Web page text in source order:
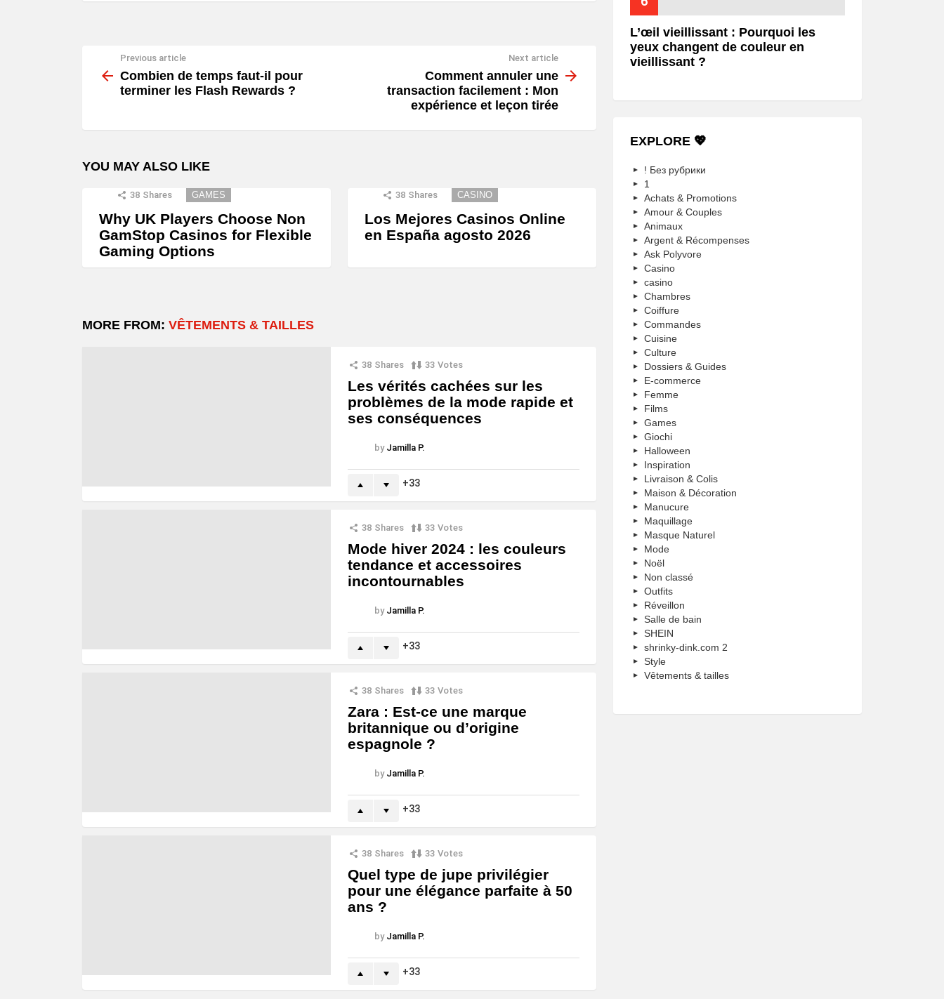
more
Previous article
Combien de temps faut-il pour
terminer les Flash Rewards ?
Next article
Comment annuler une
transaction facilement : Mon
expérience et leçon tirée
YOU MAY ALSO LIKE
38 Shares GAMES
Why UK Players Choose Non
GamStop Casinos for Flexible
Gaming Options
38 Shares CASINO
Los Mejores Casinos Online
en España agosto 2026
MORE FROM: VÊTEMENTS & TAILLES
38 Shares 33 Votes
Les vérités cachées sur les
problèmes de la mode rapide et
ses conséquences
by Jamilla P.
33
38 Shares 33 Votes
Mode hiver 2024 : les couleurs
tendance et accessoires
incontournables
by Jamilla P.
33
38 Shares 33 Votes
Zara : Est-ce une marque
britannique ou d’origine
espagnole ?
by Jamilla P.
33
38 Shares 33 Votes
Quel type de jupe privilégier
pour une élégance parfaite à 50
ans ?
by Jamilla P.
33
L’œil vieillissant : Pourquoi les
yeux changent de couleur en
vieillissant ?
EXPLORE 💖
! Без рубрики
1
Achats & Promotions
Amour & Couples
Animaux
Argent & Récompenses
Ask Polyvore
Casino
casino
Chambres
Coiffure
Commandes
Cuisine
Culture
Dossiers & Guides
E-commerce
Femme
Films
Games
Giochi
Halloween
Inspiration
Livraison & Colis
Maison & Décoration
Manucure
Maquillage
Masque Naturel
Mode
Noël
Non classé
Outfits
Réveillon
Salle de bain
SHEIN
shrinky-dink.com 2
Style
Vêtements & tailles